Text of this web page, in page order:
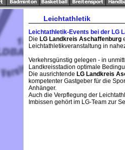
Leichtathletik
Leichtathletik-Events bei der LG
Die LG Landkreis Aschaffenburg
Leichtathletikveranstaltung in
Verkehrsgünstig gelegen - in
Landkreisstadion optimale
Die ausrichtende LG Landkreis
kompetenter Gastgeber für die
Anhänger.
Auch die Verpflegung der
Imbissen gehört im LG-Team zur